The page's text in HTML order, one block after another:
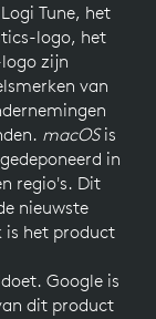
Tune, het
logo, het
zijn
van
macOSis
in
regio's. Dit
nieuwste
is het product
Google is
dit product